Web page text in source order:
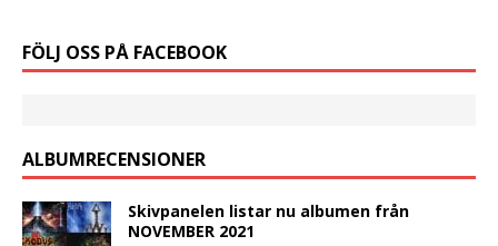
FÖLJ OSS PÅ FACEBOOK
ALBUMRECENSIONER
Skivpanelen listar nu albumen från
NOVEMBER 2021